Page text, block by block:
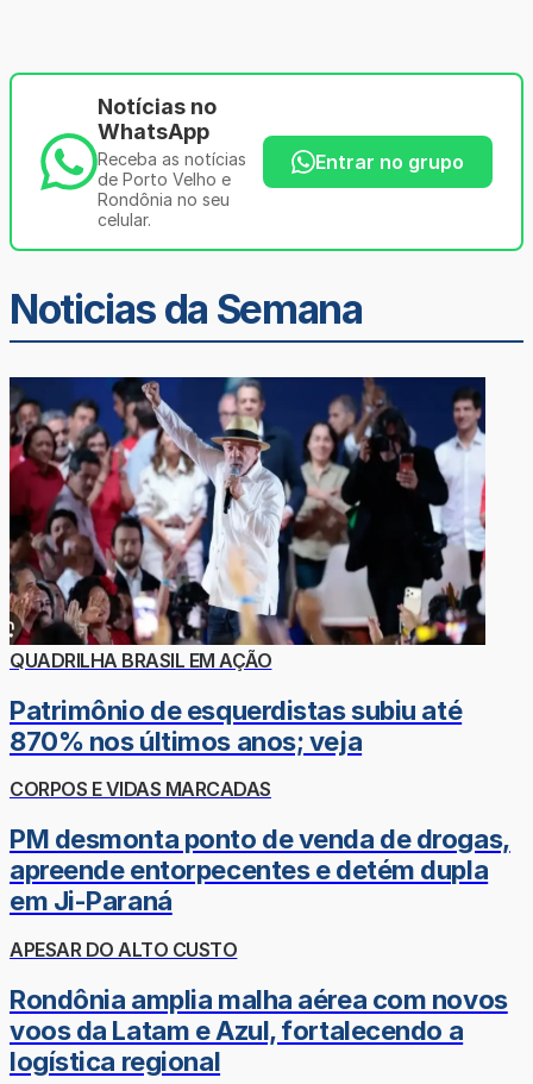
Notícias no
WhatsApp
Receba as notícias
de Porto Velho e
Rondônia no seu
celular.
Entrar no grupo
Noticias da Semana
QUADRILHA BRASIL EM AÇÃO
Patrimônio de esquerdistas subiu até
870% nos últimos anos; veja
CORPOS E VIDAS MARCADAS
PM desmonta ponto de venda de drogas,
apreende entorpecentes e detém dupla
em Ji-Paraná
APESAR DO ALTO CUSTO
Rondônia amplia malha aérea com novos
voos da Latam e Azul, fortalecendo a
logística regional